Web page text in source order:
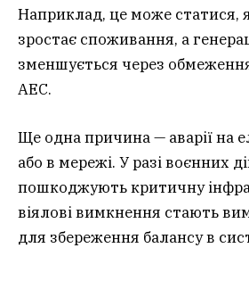
Наприклад, це може статися,
зростає споживання, а
зменшується через
АЕС.
Ще одна причина — аварії на
або в мережі. У разі воєнних
пошкоджують критичну
віялові вимкнення стають
для збереження балансу в